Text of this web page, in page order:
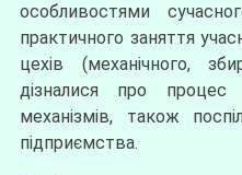
особливостями
практичного заняття
цехів (механічного,
дізналися про процес
механізмів, також
підприємства.